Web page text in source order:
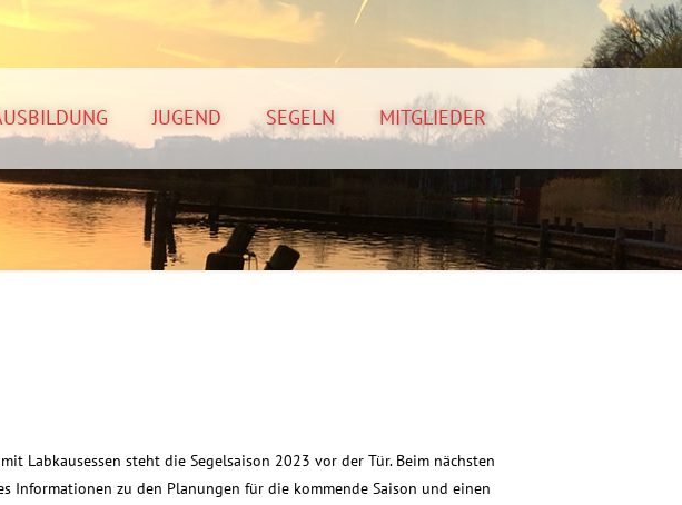
JUGEND SEGELN MITGLIEDER
Labkausessen steht die Segelsaison 2023 vor der Tür. Beim nächsten
Informationen zu den Planungen für die kommende Saison und einen